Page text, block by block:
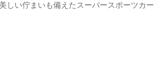
しい佇まいも備えたスーパースポーツカ